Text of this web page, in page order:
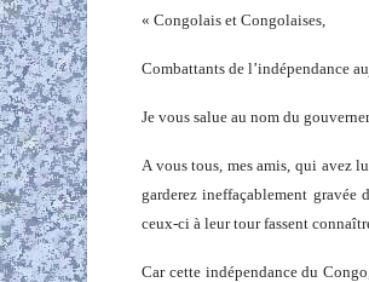
« Congolais et Congolaises,
Combattants de l’indépendance
Je vous salue au nom du
A vous tous, mes amis, qui avez
garderez ineffaçablement
ceux-ci à leur tour fassent
Car cette indépendance du